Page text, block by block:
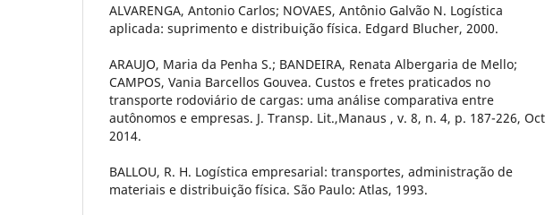
ALVARENGA, Antonio Carlos; NOVAES, Antônio Galvão N. Logística
aplicada: suprimento e distribuição física. Edgard Blucher, 2000.
ARAUJO, Maria da Penha S.; BANDEIRA, Renata Albergaria de Mello;
CAMPOS, Vania Barcellos Gouvea. Custos e fretes praticados no
transporte rodoviário de cargas: uma análise comparativa entre
autônomos e empresas. J. Transp. Lit.,Manaus , v. 8, n. 4, p. 187-226,
2014.
BALLOU, R. H. Logística empresarial: transportes, administração de
materiais e distribuição física. São Paulo: Atlas, 1993.